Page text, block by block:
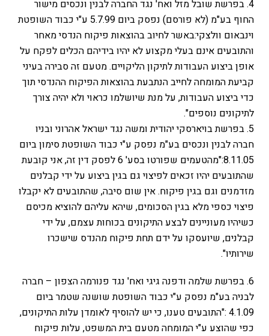
4. בפרשת שובל מזל ואח' נגד החברה לבנין ונכסים מישור
החוף בע"מ (לא פורסם) נפסק ביום 5.7.99 ע"י כבוד השופטת
וינבאום וולצקי:באשר לחיוב בהוצאות פיקוח הנדסי מאחר
והתובעים אינם בעלי מקצוע לא יהיו בידיהם הכלים לפקח על
אופן ביצוע העבודות לתיקון הליקויים. מטעם זה סבירה בעיני
קביעת המומחה לחייב הנתבעת בהוצאות הפיקוח ההנדסי תוך
כדי ביצוע העבודות, על מנת שיושלמו כראוי ולא יהיה צורך
לתיקונים נוספים".
5. בפרשת בויארסקי יהודית ומשה נגד ישראל אהרוני ובניו
חברה לבנין ונכסים בע"מ נפסק ע"י כבוד השופטת סימון ביום
8.11.05:"מהטעמים שפורטו בסע' 6 לפסק דין זה, אני קובעת
שהתובעים יהיו זכאים לפיצוי גם בגין ביצוע על ידי קבלנים
מזדמנים וגם בגין פיקוח. אין שום סיבה, שהתובעים לא יקבלו
פיצוי כספי מלא בגין הסכומים, שיהא עליהם להוציא מכיסם
כשיהיו מעוניינים לבצע התיקונים בכוחות עצמם, על ידי
קבלנים, שיועסקו על ידם תחת פיקוח מהנדס שישכרו
שירותיו".
6. בפרשת שלמה ודפנה גיגי ואח' נגד פנורמה הצפון – חברה
לבניה בע"מ נפסק ע"י כבוד השופטת שושנה שטמר ביום
4.1.09 :"התובעים טענו, כי יש להוסיף לאומדן עלות התיקונים,
כפי שהוצע ע"י המומחה מטעם בית המשפט, עלות פיקוח